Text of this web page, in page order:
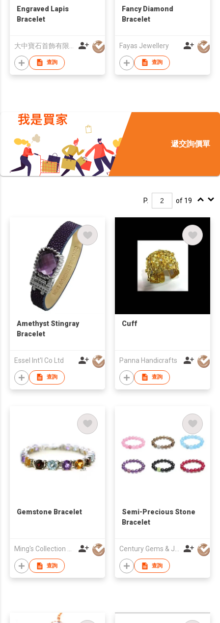
Engraved Lapis
Bracelet
查詢
Fancy Diamond
Bracelet
Fayas Jewellery
查詢
遞交詢價單
P. of 19
Amethyst Stingray
Bracelet
Essel Int'l Co Ltd
查詢
Cuff
Panna Handicrafts
查詢
Gemstone Bracelet
查詢
Semi-Precious Stone
Bracelet
查詢